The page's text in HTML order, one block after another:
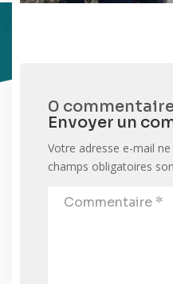
0
Envoyer un
Votre adresse e-mail
champs obligatoires